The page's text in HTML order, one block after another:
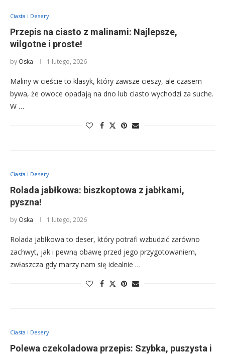
Ciasta i Desery
Przepis na ciasto z malinami: Najlepsze,
wilgotne i proste!
by Oska 1 lutego, 2026
Maliny w cieście to klasyk, który zawsze cieszy, ale czasem
bywa, że owoce opadają na dno lub ciasto wychodzi za suche.
W …
Ciasta i Desery
Rolada jabłkowa: biszkoptowa z jabłkami,
pyszna!
by Oska 1 lutego, 2026
Rolada jabłkowa to deser, który potrafi wzbudzić zarówno
zachwyt, jak i pewną obawę przed jego przygotowaniem,
zwłaszcza gdy marzy nam się idealnie …
Ciasta i Desery
Polewa czekoladowa przepis: Szybka, puszysta i